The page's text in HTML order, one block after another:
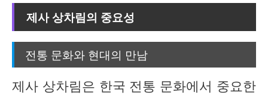
제사 상차림의 중요성
전통 문화와 현대의 만남
제사 상차림은 한국 전통 문화에서 중요한